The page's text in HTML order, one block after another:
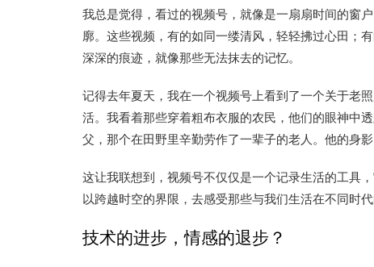
我总是觉得，看过的视频号，就像是一扇扇时间的窗
廓。这些视频，有的如同一缕清风，轻轻拂过心田；
深深的痕迹，就像那些无法抹去的记忆。
记得去年夏天，我在一个视频号上看到了一个关于老
活。我看着那些穿着粗布衣服的农民，他们的眼神中
父，那个在田野里辛勤劳作了一辈子的老人。他的身
这让我联想到，视频号不仅仅是一个记录生活的工具
以跨越时空的界限，去感受那些与我们生活在不同时代
技术的进步，情感的退步？